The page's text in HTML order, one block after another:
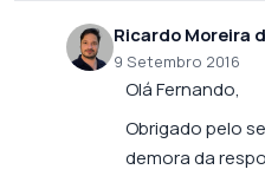
Ricardo Moreira
9 Setembro 2016
Olá Fernando,
Obrigado pelo
demora da